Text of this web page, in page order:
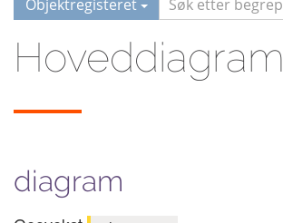
Objektregisteret
Hoveddiagram
diagram